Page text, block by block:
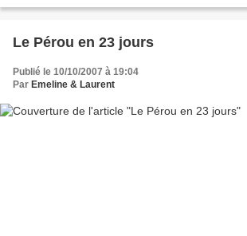
Le Pérou en 23 jours
Publié le 10/10/2007 à 19:04
Par Emeline & Laurent